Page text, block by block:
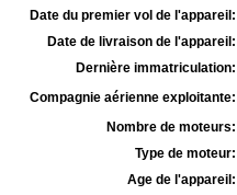
Date du premier vol de l'appareil:
Date de livraison de l'appareil:
Dernière immatriculation:
Compagnie aérienne exploitante:
Nombre de moteurs:
Type de moteur:
Age de l'appareil: